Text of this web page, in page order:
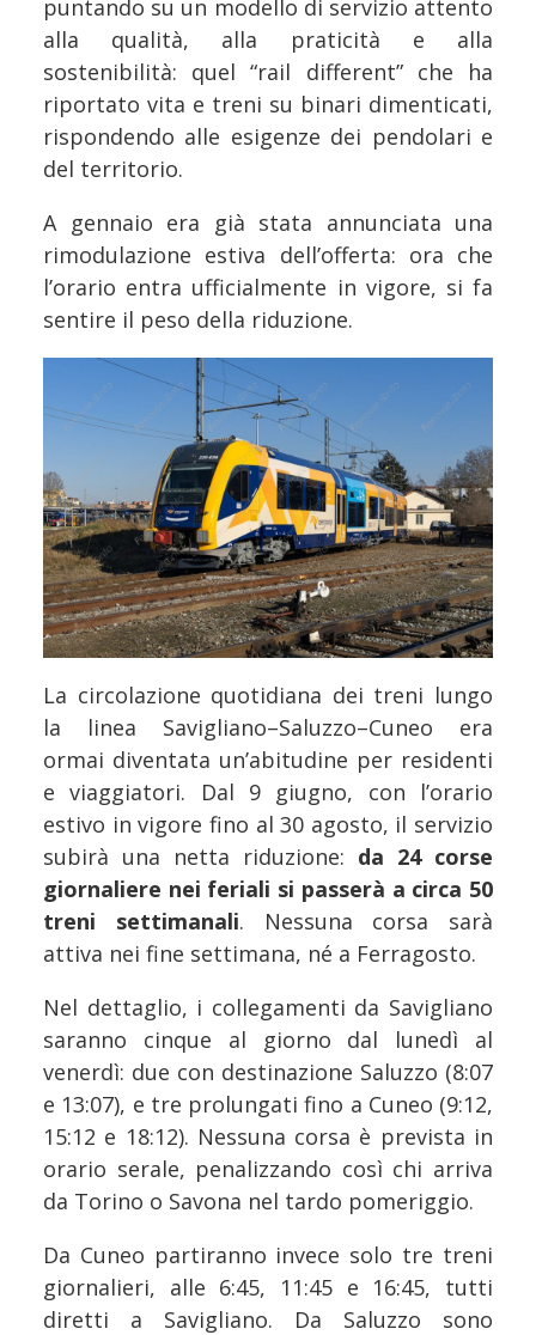
puntando su un modello di servizio attento
alla qualità, alla praticità e alla
sostenibilità: quel “rail different” che ha
riportato vita e treni su binari dimenticati,
rispondendo alle esigenze dei pendolari e
del territorio.
A gennaio era già stata annunciata una
rimodulazione estiva dell’offerta: ora che
l’orario entra ufficialmente in vigore, si fa
sentire il peso della riduzione.
La circolazione quotidiana dei treni lungo
la linea Savigliano–Saluzzo–Cuneo era
ormai diventata un’abitudine per residenti
e viaggiatori. Dal 9 giugno, con l’orario
estivo in vigore fino al 30 agosto, il servizio
subirà una netta riduzione: da 24 corse
giornaliere nei feriali si passerà a circa 50
treni settimanali. Nessuna corsa sarà
attiva nei fine settimana, né a Ferragosto.
Nel dettaglio, i collegamenti da Savigliano
saranno cinque al giorno dal lunedì al
venerdì: due con destinazione Saluzzo (8:07
e 13:07), e tre prolungati fino a Cuneo (9:12,
15:12 e 18:12). Nessuna corsa è prevista in
orario serale, penalizzando così chi arriva
da Torino o Savona nel tardo pomeriggio.
Da Cuneo partiranno invece solo tre treni
giornalieri, alle 6:45, 11:45 e 16:45, tutti
diretti a Savigliano. Da Saluzzo sono